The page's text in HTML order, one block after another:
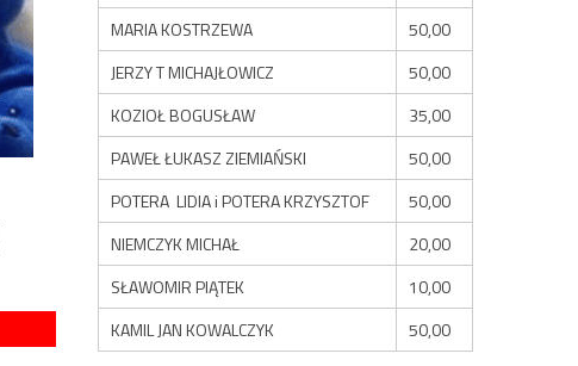
MARIA KOSTRZEWA
50,00
JERZY T MICHAJŁOWICZ
50,00
KOZIOŁ BOGUSŁAW
35,00
PAWEŁ ŁUKASZ ZIEMIAŃSKI
50,00
POTERA LIDIA i POTERA KRZYSZTOF
50,00
NIEMCZYK MICHAŁ
20,00
SŁAWOMIR PIĄTEK
10,00
KAMIL JAN KOWALCZYK
50,00